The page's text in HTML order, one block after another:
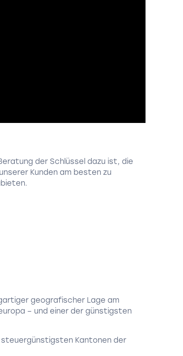
der Schlüssel dazu ist, die
Kunden am besten zu
geografischer Lage am
– und einer der günstigsten
steuergünstigsten Kantonen der